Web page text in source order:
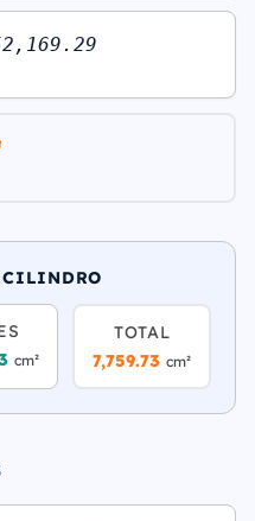
CILINDRO
cm²
TOTAL
7,759.73cm²